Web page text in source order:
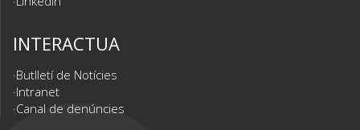
INTERACTUA
Butlletí de Notícies
Intranet
Canal de denúncies